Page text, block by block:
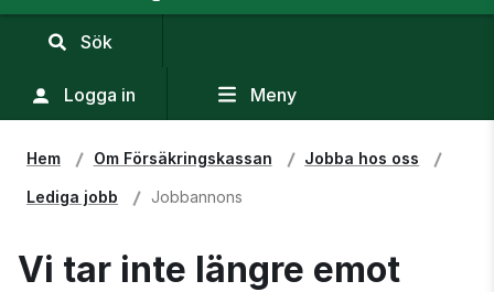
Sök
sökfält
Logga in Meny
Hem Om Försäkringskassan Jobba hos oss
Lediga jobb Jobbannons
Vi tar inte längre emot